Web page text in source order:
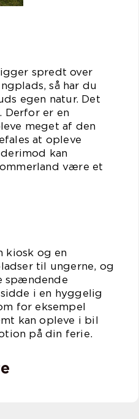
spredt over
så har du
egen natur. Det
Derfor er en
meget af den
at opleve
kan
være et
kiosk og en
til ungerne, og
spændende
i en hyggelig
for eksempel
kan opleve i bil
på din ferie.